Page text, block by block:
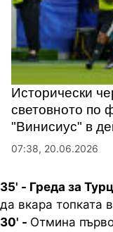
Исторически
световното по
"Винисиус" в
07:38, 20.06.2026
35' - Греда за
да вкара топката
30' - Отмина